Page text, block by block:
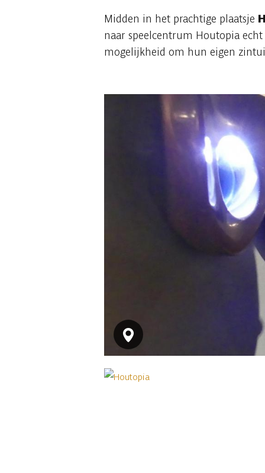
Midden in het prachtige plaatsje
naar speelcentrum Houtopia
mogelijkheid om hun eigen